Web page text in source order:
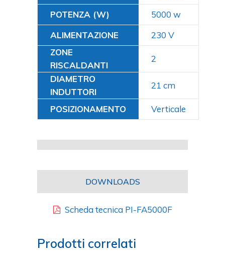
POTENZA (W)
5000
ALIMENTAZIONE
230 V
ZONE
RISCALDANTI
2
DIAMETRO
INDUTTORI
21 cm
POSIZIONAMENTO Verticale
DOWNLOADS
Scheda tecnica PI-FA5000F
Prodotti correlati